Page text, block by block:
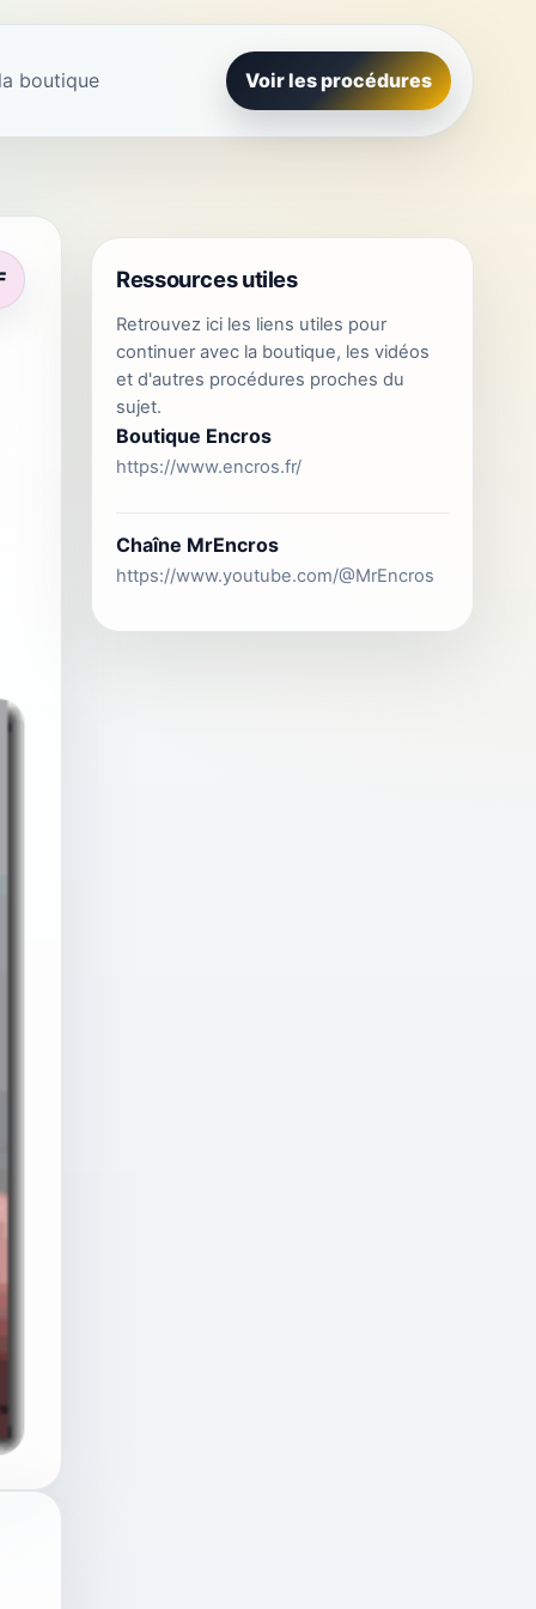
boutique Voir les procédures
Ressources utiles
Retrouvez ici les liens utiles pour
continuer avec la boutique, les vidéos
et d'autres procédures proches du
sujet.
Boutique Encros
https://www.encros.fr/
Chaîne MrEncros
https://www.youtube.com/@MrEncros